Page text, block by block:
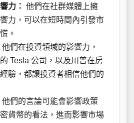
力： 他們在社群媒體上擁
力，可以在短時間內引發市
。
他們在投資領域的影響力，
Tesla 公司，以及川普在房
驗，都讓投資者相信他們的
他們的言論可能會影響政策
貨幣的看法，進而影響市場